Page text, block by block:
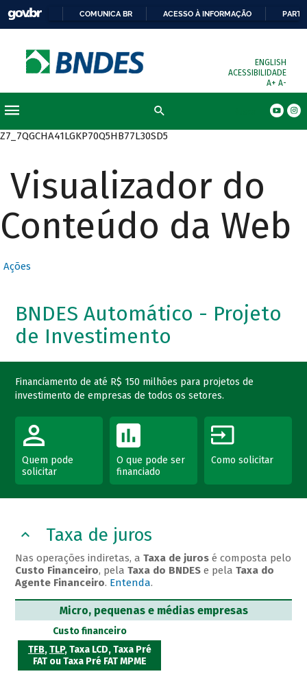
COMUNICA BR ACESSO À INFORMAÇÃO
ENGLISH
ACESSIBILIDADE
A+ A-
Z7_7QGCHA41LGKP70Q5HB77L30SD5
Visualizador do
Conteúdo da Web
Ações
BNDES Automático - Projeto
de Investimento
Financiamento de até R$ 150 milhões para projetos de
investimento de empresas de todos os setores.
Quem pode
solicitar
O que pode ser
financiado
Como solicitar
Taxa de juros
Nas operações indiretas, aTaxa de juros é composta pelo
Custo Financeiro, pelaTaxa do BNDES e pelaTaxa do
Agente Financeiro. Entenda.
Micro, pequenas e médias empresas
Custo financeiro
TFB,TLP, Taxa LCD, Taxa Pré
FAT ou Taxa Pré FAT MPME